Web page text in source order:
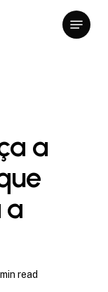
Menu
a
a
read